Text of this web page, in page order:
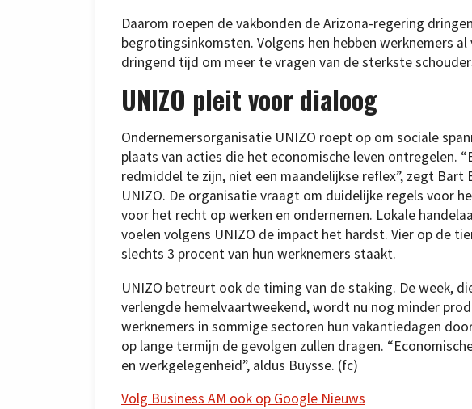
Daarom roepen de vakbonden de Arizona-regering
begrotingsinkomsten. Volgens hen hebben werknemers
dringend tijd om meer te vragen van de sterkste
UNIZO pleit voor dialoog
Ondernemersorganisatie UNIZO roept op om sociale
plaats van acties die het economische leven ontregelen.
redmiddel te zijn, niet een maandelijkse reflex”, zegt Bart
UNIZO. De organisatie vraagt om duidelijke regels voor
voor het recht op werken en ondernemen. Lokale
voelen volgens UNIZO de impact het hardst. Vier op de
slechts 3 procent van hun werknemers staakt.
UNIZO betreurt ook de timing van de staking. De week,
verlengde hemelvaartweekend, wordt nu nog minder
werknemers in sommige sectoren hun vakantiedagen
op lange termijn de gevolgen zullen dragen.
en werkgelegenheid”, aldus Buysse. (fc)
Volg Business AM ook op Google Nieuws